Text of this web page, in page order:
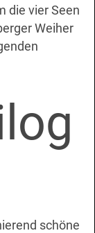
die vier Seen
Weiher
schöne